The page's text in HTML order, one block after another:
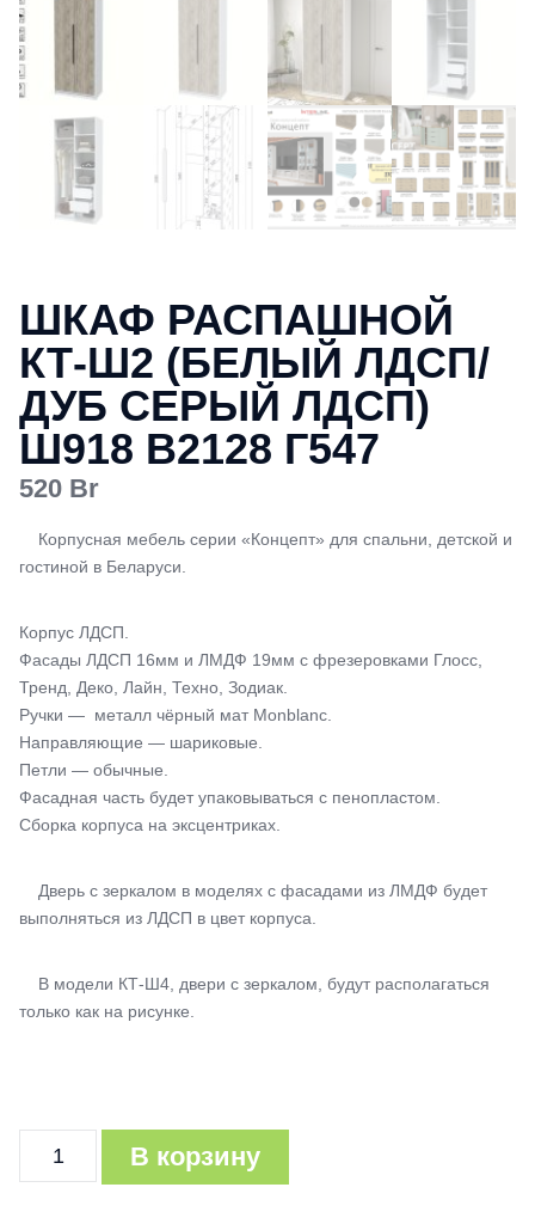
ШКАФ РАСПАШНОЙ
КТ-Ш2 (БЕЛЫЙ ЛДСП/
ДУБ СЕРЫЙ ЛДСП)
Ш918 В2128 Г547
520 Br
Корпусная мебель серии «Концепт» для спальни, детской и
гостиной в Беларуси.
Корпус ЛДСП.
Фасады ЛДСП 16мм и ЛМДФ 19мм с фрезеровками Глосс,
Тренд, Деко, Лайн, Техно, Зодиак.
Ручки — металл чёрный мат Monblanc.
Направляющие — шариковые.
Петли — обычные.
Фасадная часть будет упаковываться с пенопластом.
Сборка корпуса на эксцентриках.
Дверь с зеркалом в моделях с фасадами из ЛМДФ будет
выполняться из ЛДСП в цвет корпуса.
В модели КТ-Ш4, двери с зеркалом, будут располагаться
только как на рисунке.
В корзину